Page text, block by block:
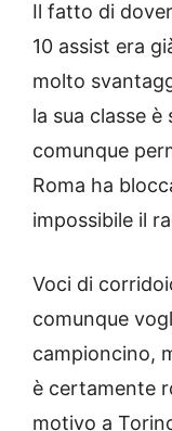
Il fatto di
10 assist era
molto
la sua classe
comunque
Roma ha
impossibile il
Voci di
comunque
campioncino,
è certamente
motivo a